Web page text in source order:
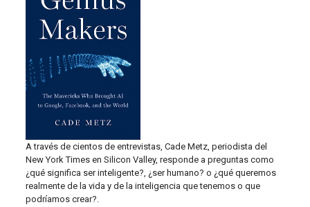
A través de cientos de entrevistas, Cade Metz, periodista del
New York Times en Silicon Valley, responde a preguntas como
¿qué significa ser inteligente?, ¿ser humano? o ¿qué queremos
realmente de la vida y de la inteligencia que tenemos o que
podríamos crear?.